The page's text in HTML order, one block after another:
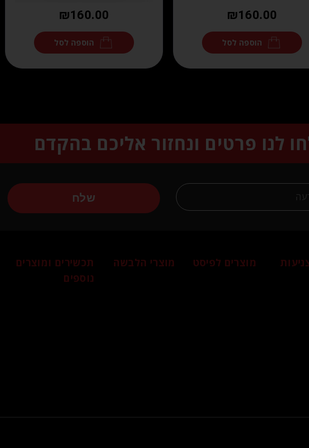
₪160.00
הוספה לסל
₪160.00
הוספה לסל
לנו פרטים ונחזור אליכם בהקדם
שלח
מוצרים לפיסט מוצרי הלבשה
תכשירים ומוצרים
נוספים